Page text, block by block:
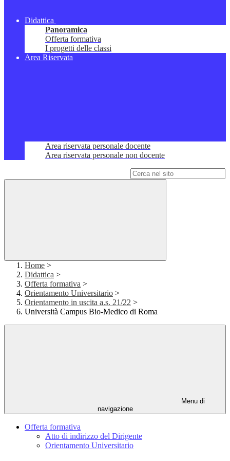
Didattica
Panoramica
Offerta formativa
I progetti delle classi
Area Riservata
Area riservata personale docente
Area riservata personale non docente
Home >
Didattica >
Offerta formativa >
Orientamento Universitario >
Orientamento in uscita a.s. 21/22 >
Università Campus Bio-Medico di Roma
Menu di
navigazione
Offerta formativa
Atto di indirizzo del Dirigente
Orientamento Universitario